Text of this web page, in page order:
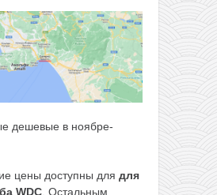
дешевые в ноябре-
цены доступны для для
WDC. Остальным